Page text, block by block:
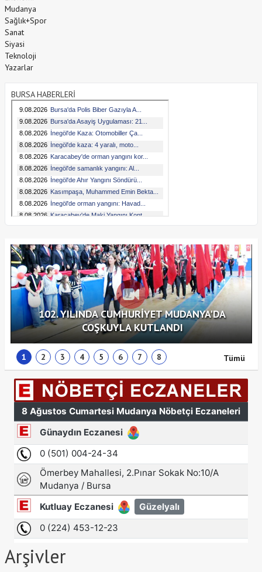
Mudanya
Sağlık+Spor
Sanat
Siyasi
Teknoloji
Yazarlar
BURSA HABERLERİ
Tümü
102. YILINDA CUMHURİYET MUDANYA'DA
COŞKUYLA KUTLANDI
1 2 3 4 5 6 7 8
Arşivler